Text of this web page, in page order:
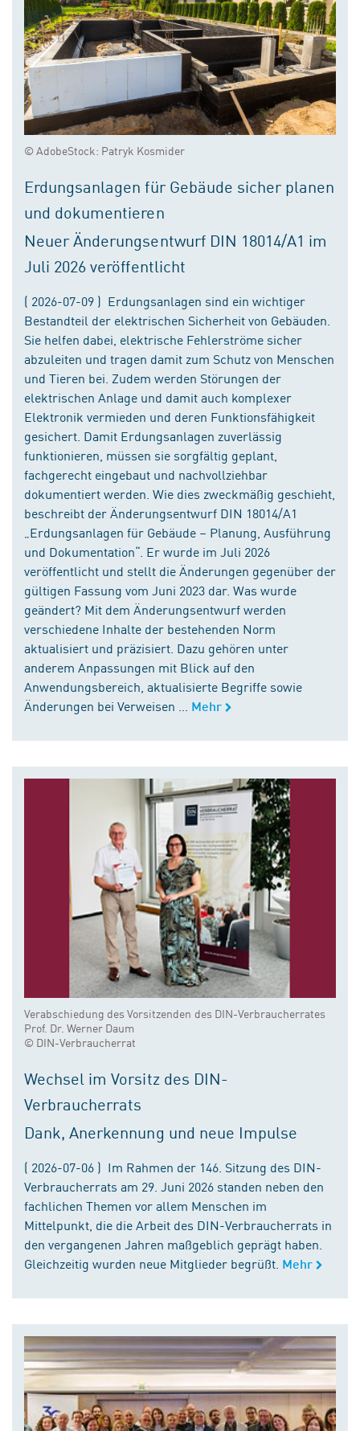
© AdobeStock: Patryk Kosmider
Erdungsanlagen für Gebäude sicher planen
und dokumentieren
Neuer Änderungsentwurf DIN 18014/A1 im
Juli 2026 veröffentlicht
( 2026-07-09 ) Erdungsanlagen sind ein wichtiger
Bestandteil der elektrischen Sicherheit von Gebäuden.
Sie helfen dabei, elektrische Fehlerströme sicher
abzuleiten und tragen damit zum Schutz von Menschen
und Tieren bei. Zudem werden Störungen der
elektrischen Anlage und damit auch komplexer
Elektronik vermieden und deren Funktionsfähigkeit
gesichert. Damit Erdungsanlagen zuverlässig
funktionieren, müssen sie sorgfältig geplant,
fachgerecht eingebaut und nachvollziehbar
dokumentiert werden. Wie dies zweckmäßig geschieht,
beschreibt der Änderungsentwurf DIN 18014/A1
„Erdungsanlagen für Gebäude – Planung, Ausführung
und Dokumentation“. Er wurde im Juli 2026
veröffentlicht und stellt die Änderungen gegenüber der
gültigen Fassung vom Juni 2023 dar. Was wurde
geändert? Mit dem Änderungsentwurf werden
verschiedene Inhalte der bestehenden Norm
aktualisiert und präzisiert. Dazu gehören unter
anderem Anpassungen mit Blick auf den
Anwendungsbereich, aktualisierte Begriffe sowie
Änderungen bei Verweisen ...
Mehr
Verabschiedung des Vorsitzenden des DIN-Verbraucherrates
Prof. Dr. Werner Daum
© DIN-Verbraucherrat
Wechsel im Vorsitz des DIN-
Verbraucherrats
Dank, Anerkennung und neue Impulse
( 2026-07-06 ) Im Rahmen der 146. Sitzung des DIN-
Verbraucherrats am 29. Juni 2026 standen neben den
fachlichen Themen vor allem Menschen im
Mittelpunkt, die die Arbeit des DIN-Verbraucherrats in
den vergangenen Jahren maßgeblich geprägt haben.
Gleichzeitig wurden neue Mitglieder begrüßt. Mehr